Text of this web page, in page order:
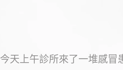
今天上午診所來了一堆感冒